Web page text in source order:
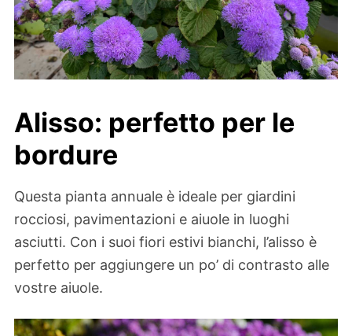
Alisso: perfetto per le
bordure
Questa pianta annuale è ideale per giardini
rocciosi, pavimentazioni e aiuole in luoghi
asciutti. Con i suoi fiori estivi bianchi, l’alisso è
perfetto per aggiungere un po’ di contrasto alle
vostre aiuole.